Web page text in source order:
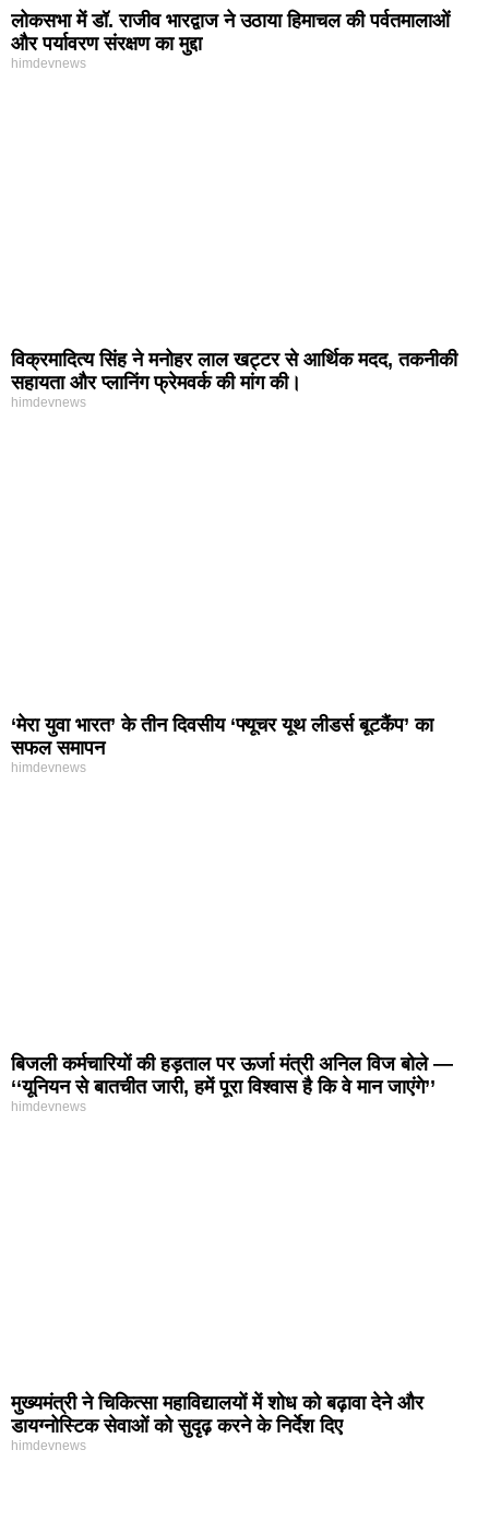
लोकसभा में डॉ. राजीव भारद्वाज ने उठाया हिमाचल की पर्वतमालाओं
और पर्यावरण संरक्षण का मुद्दा
himdevnews
विक्रमादित्य सिंह ने मनोहर लाल खट्टर से आर्थिक मदद, तकनीकी
सहायता और प्लानिंग फ्रेमवर्क की मांग की।
himdevnews
‘मेरा युवा भारत’ के तीन दिवसीय ‘फ्यूचर यूथ लीडर्स बूटकैंप’ का
सफल समापन
himdevnews
बिजली कर्मचारियों की हड़ताल पर ऊर्जा मंत्री अनिल विज बोले —
‘‘यूनियन से बातचीत जारी, हमें पूरा विश्वास है कि वे मान जाएंगे’’
himdevnews
मुख्यमंत्री ने चिकित्सा महाविद्यालयों में शोध को बढ़ावा देने और
डायग्नोस्टिक सेवाओं को सुदृढ़ करने के निर्देश दिए
himdevnews